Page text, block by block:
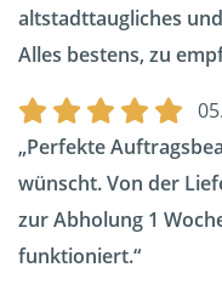
altstadttaugliches
Alles bestens, zu
Perfekte
wünscht. Von der
zur Abholung 1
funktioniert.